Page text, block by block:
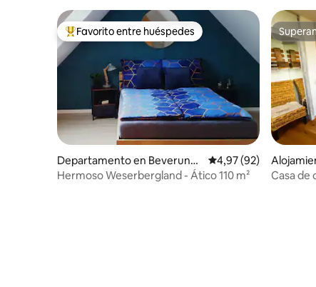
Favorito entre los huéspedes más destacados
Favorito entre huéspedes
Departamento en Beverung
en
Calificación
4,97 (92)
Hermoso Weserbergland - Ático 110 m²
Casa de